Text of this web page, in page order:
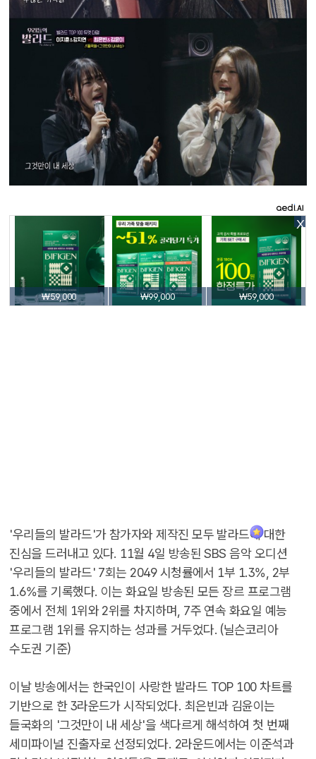
X
₩59,000 ₩99,000 ₩59,000
'우리들의 발라드'가 참가자와 제작진 모두 발라드에 대한
진심을 드러내고 있다. 11월 4일 방송된 SBS 음악 오디션
'우리들의 발라드' 7회는 2049 시청률에서 1부 1.3%, 2부
1.6%를 기록했다. 이는 화요일 방송된 모든 장르 프로그램
중에서 전체 1위와 2위를 차지하며, 7주 연속 화요일 예능
프로그램 1위를 유지하는 성과를 거두었다. (닐슨코리아
수도권 기준)
이날 방송에서는 한국인이 사랑한 발라드 TOP 100 차트를
기반으로 한 3라운드가 시작되었다. 최은빈과 김윤이는
들국화의 '그것만이 내 세상'을 색다르게 해석하여 첫 번째
세미파이널 진출자로 선정되었다. 2라운드에서는 이준석과